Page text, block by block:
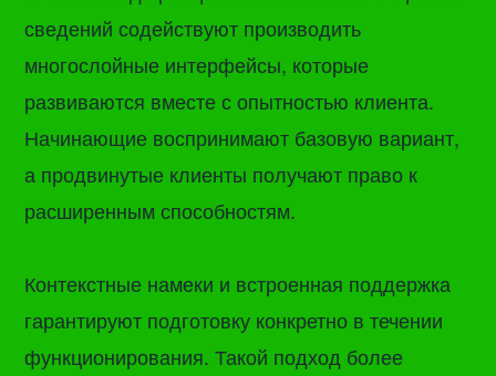
сведений содействуют производить
многослойные интерфейсы, которые
развиваются вместе с опытностью клиента.
Начинающие воспринимают базовую вариант,
а продвинутые клиенты получают право к
расширенным способностям.
Контекстные намеки и встроенная поддержка
гарантируют подготовку конкретно в течении
функционирования. Такой подход более